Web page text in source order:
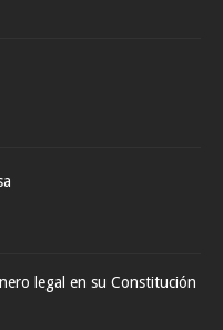
legal en su Constitución